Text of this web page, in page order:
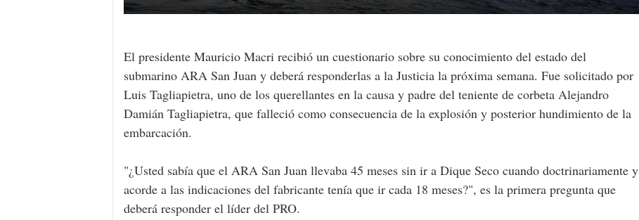
El presidente Mauricio Macri recibió un cuestionario sobre su conocimiento del estado del
submarino ARA San Juan y deberá responderlas a la Justicia la próxima semana. Fue solicitado por
Luis Tagliapietra, uno de los querellantes en la causa y padre del teniente de corbeta Alejandro
Damián Tagliapietra, que falleció como consecuencia de la explosión y posterior hundimiento de la
embarcación.
"¿Usted sabía que el ARA San Juan llevaba 45 meses sin ir a Dique Seco cuando doctrinariamente y
acorde a las indicaciones del fabricante tenía que ir cada 18 meses?", es la primera pregunta que
deberá responder el líder del PRO.